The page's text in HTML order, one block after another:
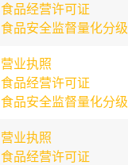
食品经营许可证
食品安全监督量化分级
营业执照
食品经营许可证
食品安全监督量化分级
营业执照
食品经营许可证